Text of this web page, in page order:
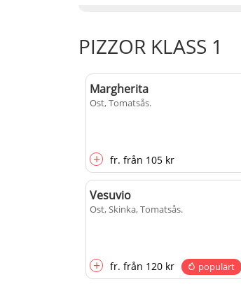
PIZZOR KLASS 1
Margherita
Ost, Tomatsås.
+ fr. från 105 kr
Vesuvio
Ost, Skinka, Tomatsås.
+ fr. från 120 kr populärt